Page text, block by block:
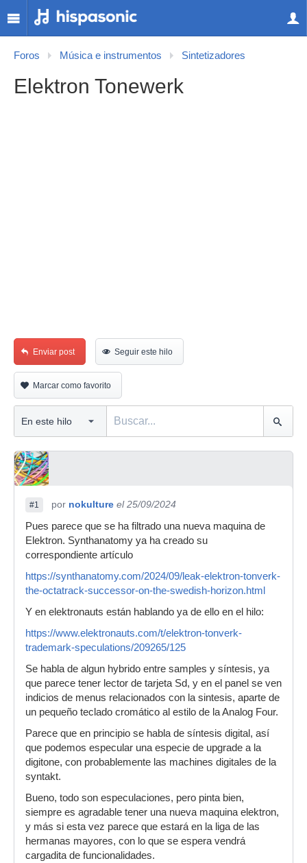
Foros Música e instrumentos Sintetizadores
Elektron Tonewerk
Enviar post Seguir este hilo
Marcar como favorito
#1 por nokulture el 25/09/2024
Pues parece que se ha filtrado una nueva maquina de
Elektron. Synthanatomy ya ha creado su
correspondiente artículo
https://synthanatomy.com/2024/09/leak-elektron-tonverk-
the-octatrack-successor-on-the-swedish-horizon.html
Y en elektronauts están hablando ya de ello en el hilo:
https://www.elektronauts.com/t/elektron-tonverk-
trademark-speculations/209265/125
Se habla de algun hybrido entre samples y síntesis, ya
que parece tener lector de tarjeta Sd, y en el panel se ven
indicios de menus relacionados con la sintesis, aparte de
un pequeño teclado cromático al estilo de la Analog Four.
Parece que en principio se habla de síntesis digital, así
que podemos especular una especie de upgrade a la
digitone, con probablemente las machines digitales de la
syntakt.
Bueno, todo son especulaciones, pero pinta bien,
siempre es agradable tener una nueva maquina elektron,
y más si esta vez parece que estará en la liga de las
hermanas mayores, con lo que se espera vendrá
cargadita de funcionalidades.